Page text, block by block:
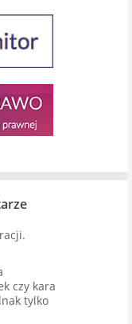
czy kara
tylko